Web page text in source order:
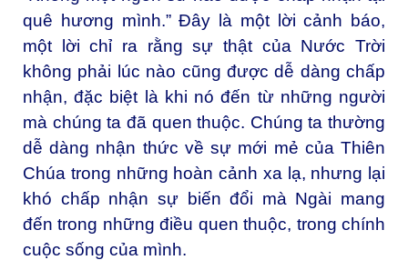
quê hương mình.” Đây là một lời cảnh báo,
một lời chỉ ra rằng sự thật của Nước Trời
không phải lúc nào cũng được dễ dàng chấp
nhận, đặc biệt là khi nó đến từ những người
mà chúng ta đã quen thuộc. Chúng ta thường
dễ dàng nhận thức về sự mới mẻ của Thiên
Chúa trong những hoàn cảnh xa lạ, nhưng lại
khó chấp nhận sự biến đổi mà Ngài mang
đến trong những điều quen thuộc, trong chính
cuộc sống của mình.